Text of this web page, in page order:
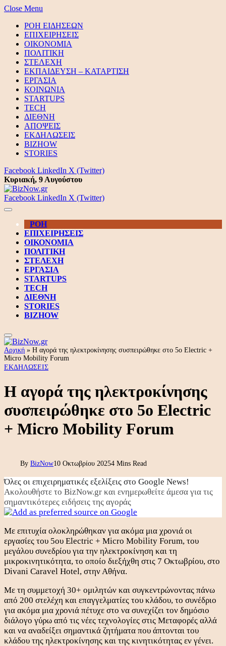
Close Menu
ΡΟΗ ΕΙΔΗΣΕΩΝ
ΕΠΙΧΕΙΡΗΣΕΙΣ
ΟΙΚΟΝΟΜΙΑ
ΠΟΛΙΤΙΚΗ
ΣΤΕΛΕΧΗ
ΕΚΠΑΙΔΕΥΣΗ – ΚΑΤΑΡΤΙΣΗ
ΕΡΓΑΣΙΑ
ΚΟΙΝΩΝΙΑ
STARTUPS
TECH
ΔΙΕΘΝΗ
ΑΠΟΨΕΙΣ
ΕΚΔΗΛΩΣΕΙΣ
BIZHOW
STORIES
Facebook LinkedIn X (Twitter)
Κυριακή, 9 Αυγούστου
Facebook LinkedIn X (Twitter)
ΡΟΗ
ΕΠΙΧΕΙΡΗΣΕΙΣ
ΟΙΚΟΝΟΜΙΑ
ΠΟΛΙΤΙΚΗ
ΣΤΕΛΕΧΗ
ΕΡΓΑΣΙΑ
STARTUPS
TECH
ΔΙΕΘΝΗ
STORIES
BIZHOW
Αρχική » Η αγορά της ηλεκτροκίνησης συσπειρώθηκε στο 5ο Electric +
Micro Mobility Forum
ΕΚΔΗΛΩΣΕΙΣ
Η αγορά της ηλεκτροκίνησης
συσπειρώθηκε στο 5ο Electric
+ Micro Mobility Forum
By BizNow10 Οκτωβρίου 20254 Mins Read
Όλες οι επιχειρηματικές εξελίξεις στο Google News!
Ακολουθήστε το BizNow.gr και ενημερωθείτε άμεσα για τις
σημαντικότερες ειδήσεις της αγοράς
Με επιτυχία ολοκληρώθηκαν για ακόμα μια χρονιά οι
εργασίες του 5ου Electric + Micro Mobility Forum, του
μεγάλου συνεδρίου για την ηλεκτροκίνηση και τη
μικροκινητικότητα, το οποίο διεξήχθη στις 7 Οκτωβρίου, στο
Divani Caravel Hotel, στην Αθήνα.
Με τη συμμετοχή 30+ ομιλητών και συγκεντρώνοντας πάνω
από 200 στελέχη και επαγγελματίες του κλάδου, το συνέδριο
για ακόμα μια χρονιά πέτυχε στο να συνεχίζει τον δημόσιο
διάλογο γύρω από τις νέες τεχνολογίες στις Μεταφορές αλλά
και να αναδείξει σημαντικά ζητήματα που άπτονται του
κλάδου της ηλεκτροκίνησης και της κινητικότητας εν γένει.